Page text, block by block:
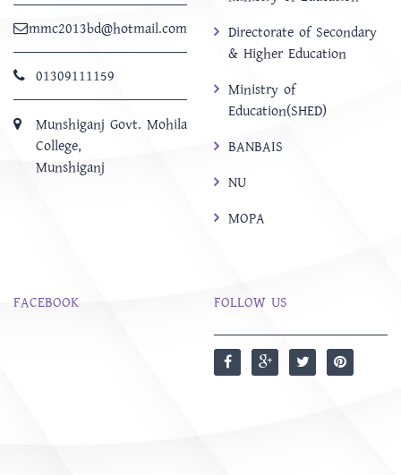
mmc2013bd@hotmail.com
01309111159
Munshiganj Govt. Mohila
College,
Munshiganj
Directorate of Secondary
& Higher Education
Ministry of
Education(SHED)
BANBAIS
NU
MOPA
FACEBOOK FOLLOW US